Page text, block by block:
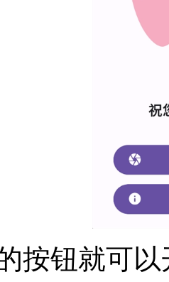
按钮就可